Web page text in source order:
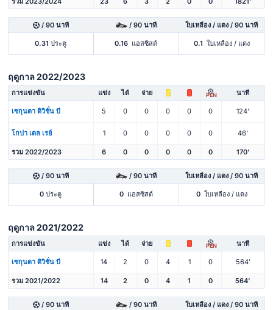
/ 90 นาที / 90 นาที ใบเหลือง / แดง / 90 นาที
0.31 ประตู 0.16 แอสซิสต์ 0.1 ใบเหลือง / แดง
ฤดูกาล 2022/2023
การแข่งขัน แข่ง ได้ จ่าย PEN นาที
เซกุนดา ดิวิชั่น บี 5 0 0 0 0 0 124'
โกปา เดล เรย์ 1 0 0 0 0 0 46'
รวม 2022/2023 6 0 0 0 0 0 170'
/ 90 นาที / 90 นาที ใบเหลือง / แดง / 90 นาที
0 ประตู 0 แอสซิสต์ 0 ใบเหลือง / แดง
ฤดูกาล 2021/2022
การแข่งขัน แข่ง ได้ จ่าย PEN นาที
เซกุนดา ดิวิชั่น บี 14 2 0 4 1 0 564'
รวม 2021/2022 14 2 0 4 1 0 564'
/ 90 นาที / 90 นาที ใบเหลือง / แดง / 90 นาที